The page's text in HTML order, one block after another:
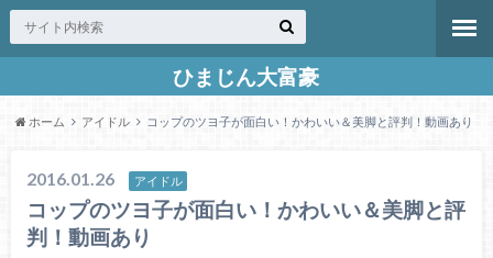
ひまじん大富豪
ホーム アイドル コップのツヨ子が面白い！かわいい＆美脚と評判！動画あり
2016.01.26 アイドル
コップのツヨ子が面白い！かわいい＆美脚と評
判！動画あり